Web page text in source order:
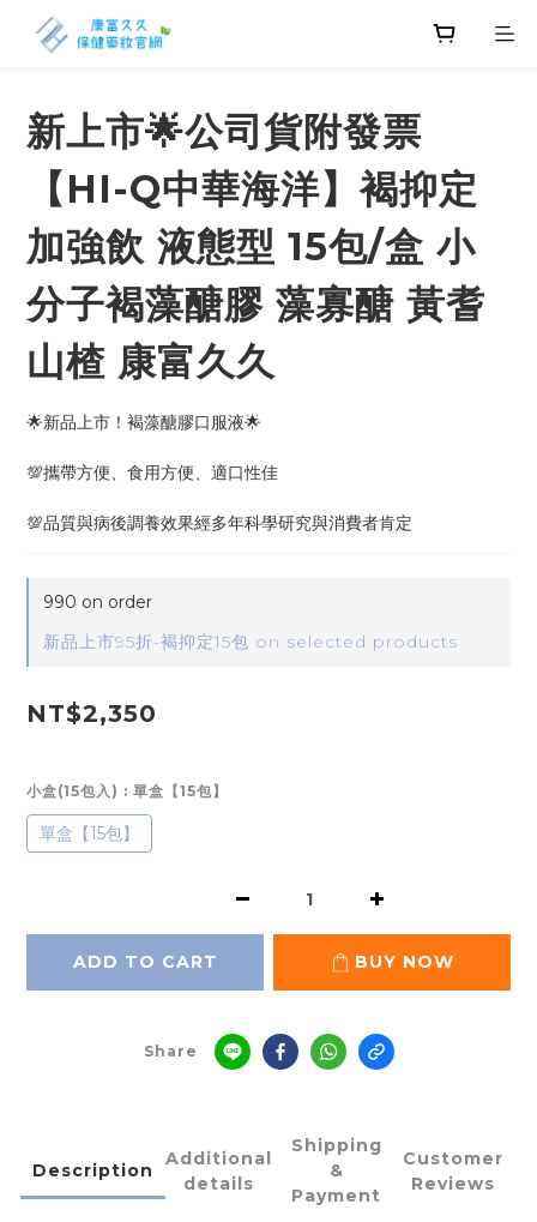
新上市🌟公司貨附發票
【HI-Q中華海洋】褐抑定
加強飲 液態型 15包/盒 小
分子褐藻醣膠 藻寡醣 黃耆
山楂 康富久久
🌟新品上市！褐藻醣膠口服液🌟
💯攜帶方便、食用方便、適口性佳
💯品質與病後調養效果經多年科學研究與消費者肯定
990 on order
新品上市95折-褐抑定15包 on selected products
NT$2,350
小盒(15包入) : 單盒【15包】
單盒【15包】
ADD TO CART BUY NOW
Share
Description
Additional
details
Shipping
&
Payment
Customer
Reviews